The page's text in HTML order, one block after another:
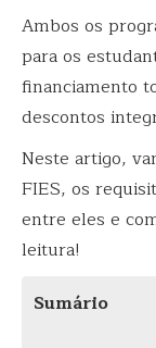
Ambos os
para os
financiamento
descontos
Neste artigo,
FIES, os
entre eles e
leitura!
Sumário